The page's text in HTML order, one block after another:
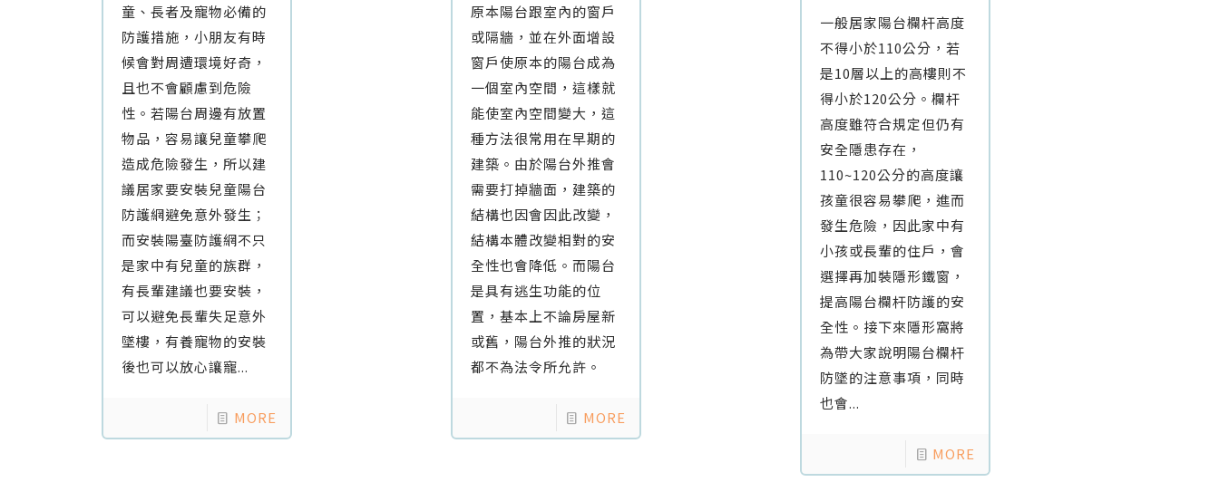
童、長者及寵物必備的
防護措施，小朋友有時
候會對周遭環境好奇，
且也不會顧慮到危險
性。若陽台周邊有放置
物品，容易讓兒童攀爬
造成危險發生，所以建
議居家要安裝兒童陽台
防護網避免意外發生；
而安裝陽臺防護網不只
是家中有兒童的族群，
有長輩建議也要安裝，
可以避免長輩失足意外
墜樓，有養寵物的安裝
後也可以放心讓寵...
MORE
原本陽台跟室內的窗戶
或隔牆，並在外面增設
窗戶使原本的陽台成為
一個室內空間，這樣就
能使室內空間變大，這
種方法很常用在早期的
建築。由於陽台外推會
需要打掉牆面，建築的
結構也因會因此改變，
結構本體改變相對的安
全性也會降低。而陽台
是具有逃生功能的位
置，基本上不論房屋新
或舊，陽台外推的狀況
都不為法令所允許。
MORE
一般居家陽台欄杆高度
不得小於110公分，若
是10層以上的高樓則不
得小於120公分。欄杆
高度雖符合規定但仍有
安全隱患存在，
110~120公分的高度讓
孩童很容易攀爬，進而
發生危險，因此家中有
小孩或長輩的住戶，會
選擇再加裝隱形鐵窗，
提高陽台欄杆防護的安
全性。接下來隱形窩將
為帶大家說明陽台欄杆
防墜的注意事項，同時
也會...
MORE